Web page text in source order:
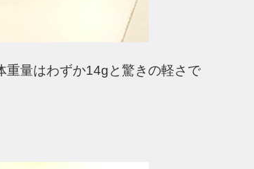
重量はわずか14gと驚きの軽さで